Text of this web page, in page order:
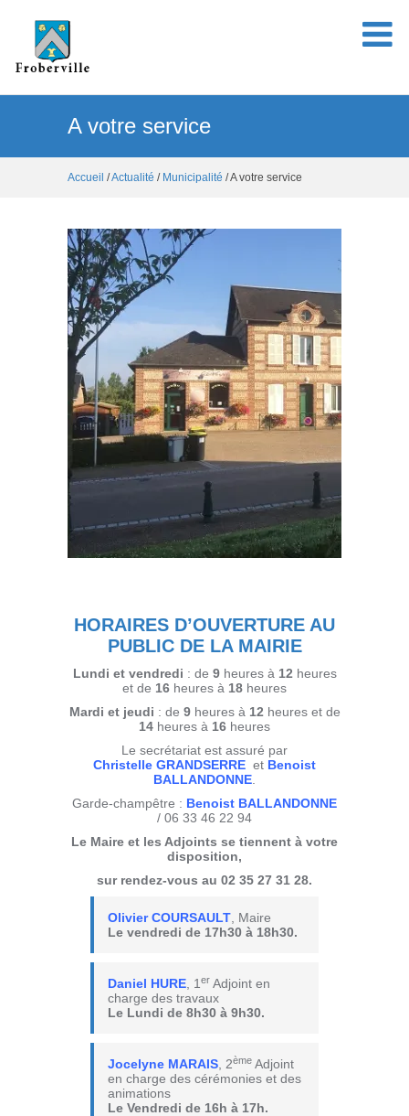
A votre service
Accueil /Actualité / Municipalité / A votre service
HORAIRES D’OUVERTURE AU
PUBLIC DE LA MAIRIE
Lundi et vendredi : de 9heures à 12 heures
et de 16 heures à 18 heures
Mardi et jeudi : de 9heures à 12 heures et de
14 heures à 16 heures
Le secrétariat est assuré par
Christelle GRANDSERRE et Benoist
BALLANDONNE
Garde-champêtre : Benoist BALLANDONNE
/ 06 33 46 22 94
Le Maire et les Adjoints se tiennent à votre
disposition,
sur rendez-vous au 02 35 27 31 28.
Olivier COURSAULT , Maire
Le vendredi de 17h30 à 18h30.
Daniel HURE , 1 er Adjoint en
charge des travaux
Le Lundi de 8h30 à 9h30.
Jocelyne MARAIS , 2ème Adjoint
en charge des cérémonies et des
animations
Le Vendredi de 16h à 17h.